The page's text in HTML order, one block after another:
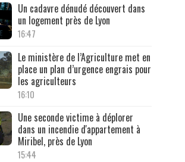
Un cadavre dénudé découvert dans
un logement près de Lyon
16:47
Le ministère de l’Agriculture met en
place un plan d’urgence engrais pour
les agriculteurs
16:10
Une seconde victime à déplorer
dans un incendie d'appartement à
Miribel, près de Lyon
15:44